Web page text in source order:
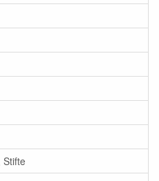
Stifte